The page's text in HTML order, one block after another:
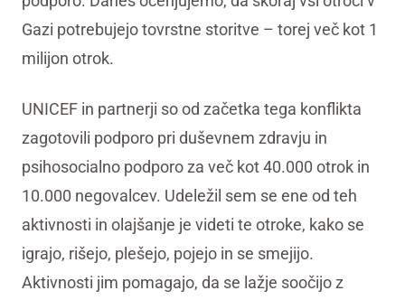
Gazi potrebujejo tovrstne storitve – torej več kot 1
milijon otrok.
UNICEF in partnerji so od začetka tega konflikta
zagotovili podporo pri duševnem zdravju in
psihosocialno podporo za več kot 40.000 otrok in
10.000 negovalcev. Udeležil sem se ene od teh
aktivnosti in olajšanje je videti te otroke, kako se
igrajo, rišejo, plešejo, pojejo in se smejijo.
Aktivnosti jim pomagajo, da se lažje soočijo z